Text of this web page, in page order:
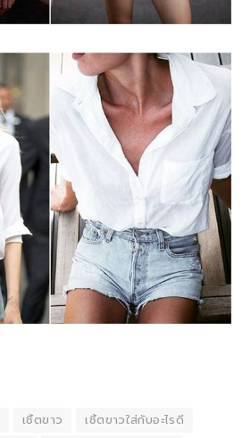
เชิ้ตขาว
เชิ้ตขาวใส่กับอะไรดี